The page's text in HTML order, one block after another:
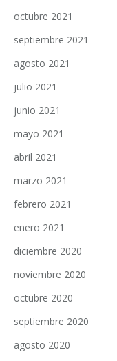
octubre 2021
septiembre 2021
agosto 2021
julio 2021
junio 2021
mayo 2021
abril 2021
marzo 2021
febrero 2021
enero 2021
diciembre 2020
noviembre 2020
octubre 2020
septiembre 2020
agosto 2020